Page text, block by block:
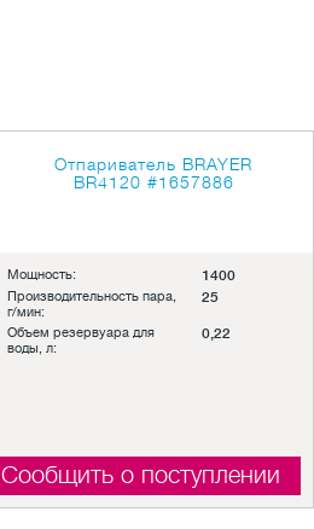
Отпариватель BRAYER
BR4120 #1657886
Мощность: 1400
Производительность пара,
г/мин:
25
Объем резервуара для
воды, л:
0,22
Сообщить о поступлении